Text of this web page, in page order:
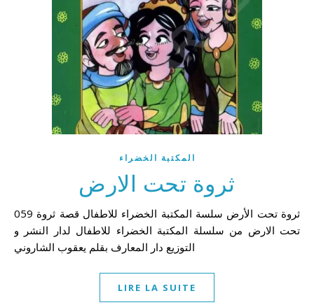
المكتبة الخضراء
ثروة تحت الارض
059 ثروة تحت الأرض سلسة المكتبة الخضراء للاطفال قصة ثروة
تحت الارض من سلسلة المكتبة الخضراء للاطفال لدار النشر و
LIRE LA SUITE